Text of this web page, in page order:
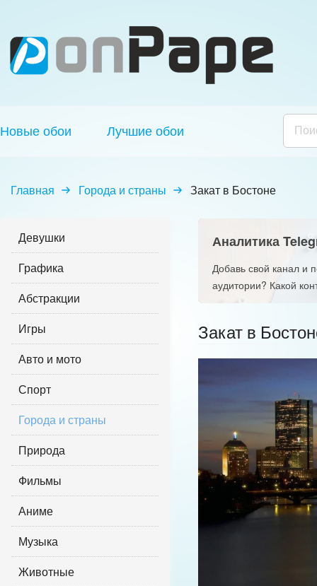
Новые обои Лучшие обои
Главная Города и страны Закат в Бостоне
Девушки
Графика
Абстракции
Игры
Авто и мото
Спорт
Города и страны
Природа
Фильмы
Аниме
Музыка
Животные
Аналитика
Добавь свой канал и
аудитории? Какой
Закат в